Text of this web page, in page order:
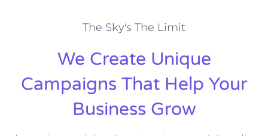
The Sky's The Limit
We Create Unique
Campaigns That Help Your
Business Grow